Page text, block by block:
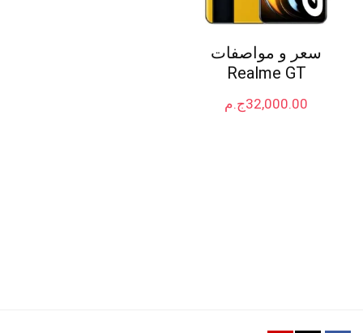
سعر و مواصفات
Realme GT
ج.م32,000.00